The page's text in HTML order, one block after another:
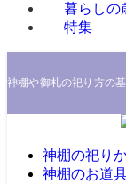
暮らしの
特集
神棚や御札の祀り方の
神棚の祀り
神棚のお道